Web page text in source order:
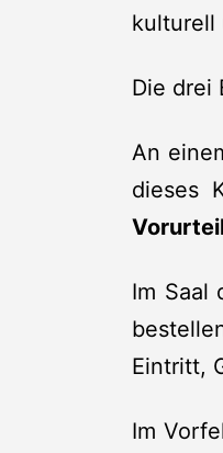
kulturell
Die drei
An
dieses
Im Saal
Eintritt,
Im